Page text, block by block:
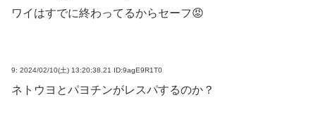
ワイはすでに終わってるからセーフ😡
9: 2024/02/10(土) 13:20:38.21 ID:9agE9R1T0
ネトウヨとパヨチンがレスパするのか？